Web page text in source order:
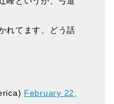
れてます、どう話
February 22,